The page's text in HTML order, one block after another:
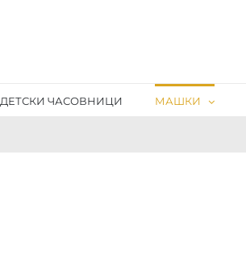
ДЕТСКИ ЧАСОВНИЦИ МАШКИ